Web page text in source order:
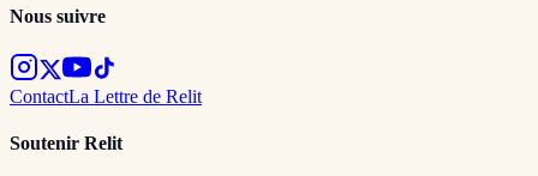
Nous suivre
ContactLa Lettre de Relit
Soutenir Relit